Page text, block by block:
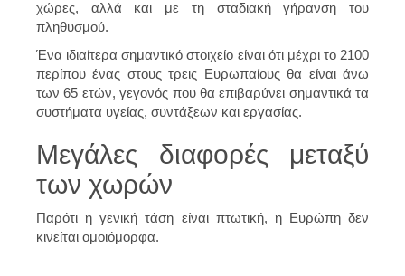
χώρες, αλλά και με τη σταδιακή γήρανση του
πληθυσμού.
Ένα ιδιαίτερα σημαντικό στοιχείο είναι ότι μέχρι το 2100
περίπου ένας στους τρεις Ευρωπαίους θα είναι άνω
των 65 ετών, γεγονός που θα επιβαρύνει σημαντικά τα
συστήματα υγείας, συντάξεων και εργασίας.
Μεγάλες διαφορές μεταξύ
των χωρών
Παρότι η γενική τάση είναι πτωτική, η Ευρώπη δεν
κινείται ομοιόμορφα.